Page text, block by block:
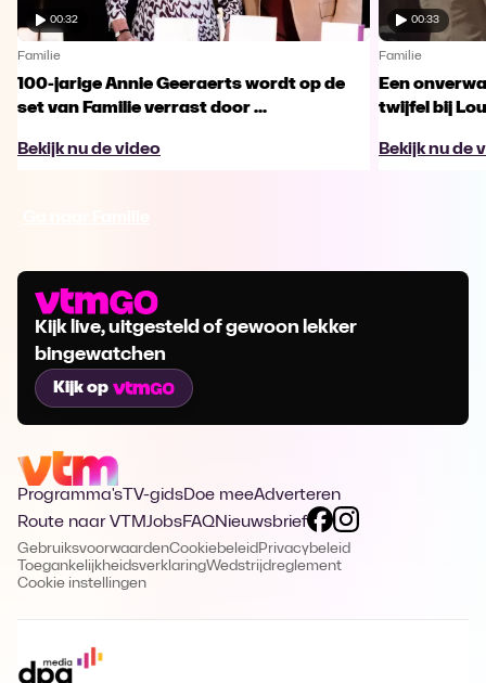
00:32
Familie
100-jarige Annie Geeraerts wordt op de
set van Familie verrast door ...
Bekijk nu de video
00:33
Familie
Een
twijfel bij
Bekijk nu de
Kijk live, uitgesteld of gewoon lekker
bingewatchen
Kijk op
Programma's TV-gidsDoe meeAdverteren
Route naar VTMJobsFAQNieuwsbrief
GebruiksvoorwaardenCookiebeleid Privacybeleid
ToegankelijkheidsverklaringWedstrijdreglement
Cookie instellingen